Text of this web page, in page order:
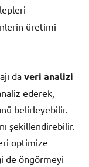
üretimi
da veri analizi
ederek,
belirleyebilir.
şekillendirebilir.
optimize
de öngörmeyi